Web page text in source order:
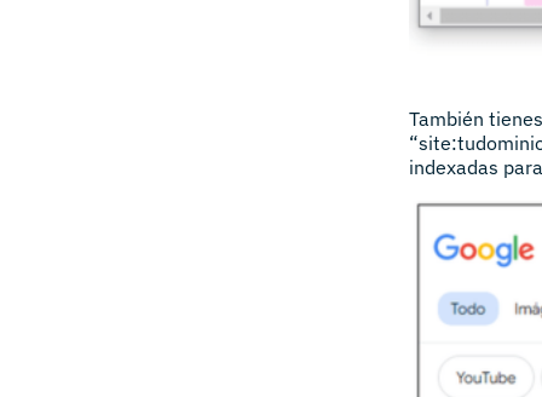
También
indexadas